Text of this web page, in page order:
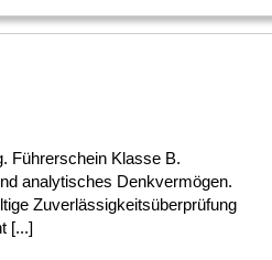
Führerschein Klasse B.
analytisches Denkvermögen.
Zuverlässigkeitsüberprüfung
[...]